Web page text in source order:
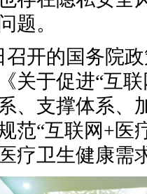
题。
开的国务院政
关于促进“互
、支撑体系、
范“互联网+医
疗卫生健康需